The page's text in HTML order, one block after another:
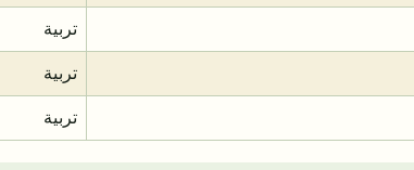
تربية
تربية
تربية